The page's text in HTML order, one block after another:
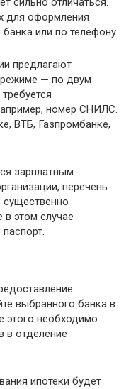
для оформления
или по телефону.
предлагают
— по двум
номер СНИЛС.
ВТБ, Газпромбанке,
зарплатным
перечень
этом случае
выбранного банка в
этого необходимо
в отделение
ипотеки будет